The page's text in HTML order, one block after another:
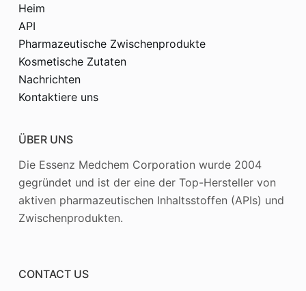
Heim
API
Pharmazeutische Zwischenprodukte
Kosmetische Zutaten
Nachrichten
Kontaktiere uns
ÜBER UNS
Die Essenz Medchem Corporation wurde 2004
gegründet und ist der eine der Top-Hersteller von
aktiven pharmazeutischen Inhaltsstoffen (APIs) und
Zwischenprodukten.
CONTACT US